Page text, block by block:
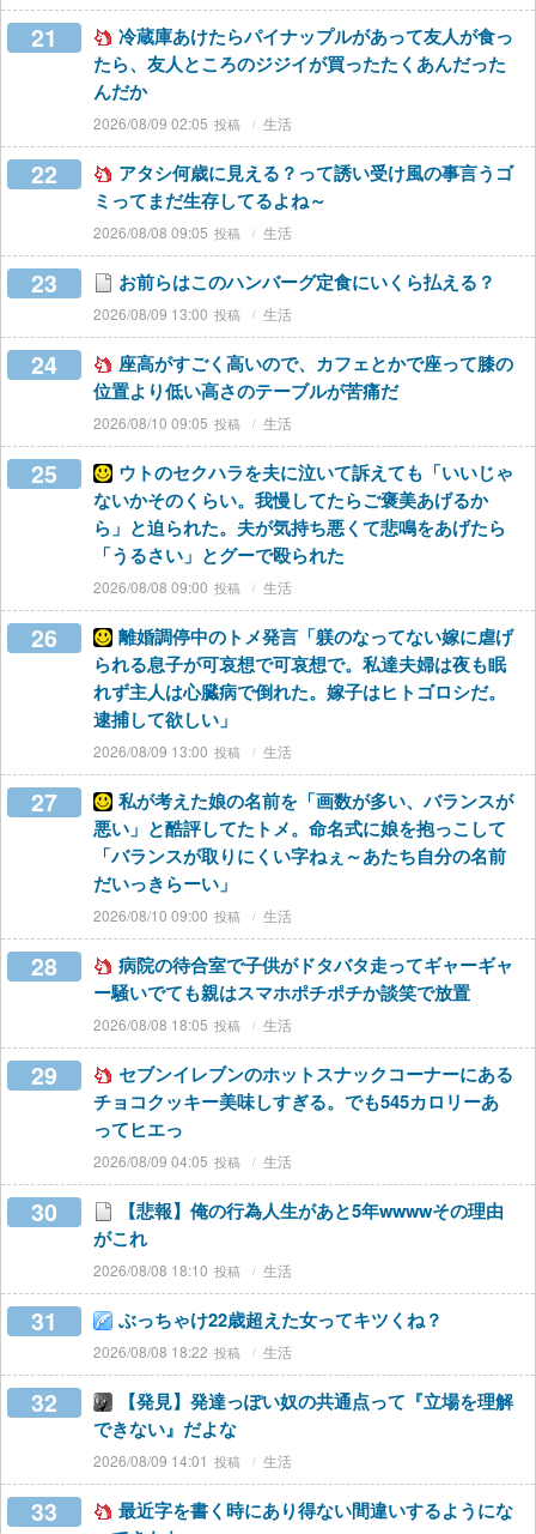
21
冷蔵庫あけたらパイナップルがあって友人が食っ
たら、友人ところのジジイが買ったたくあんだった
んだか
2026/08/09 02:05 生活
22
アタシ何歳に見える？って誘い受け風の事言うゴ
ミってまだ生存してるよね～
2026/08/08 09:05 生活
23 お前らはこのハンバーグ定食にいくら払える？
2026/08/09 13:00 生活
24
座高がすごく高いので、カフェとかで座って膝の
位置より低い高さのテーブルが苦痛だ
2026/08/10 09:05 生活
25
ウトのセクハラを夫に泣いて訴えても「いいじゃ
ないかそのくらい。我慢してたらご褒美あげるか
ら」と迫られた。夫が気持ち悪くて悲鳴をあげたら
「うるさい」とグーで殴られた
2026/08/08 09:00 生活
26
離婚調停中のトメ発言「躾のなってない嫁に虐げ
られる息子が可哀想で可哀想で。私達夫婦は夜も眠
れず主人は心臓病で倒れた。嫁子はヒトゴロシだ。
逮捕して欲しい」
2026/08/09 13:00 生活
27
私が考えた娘の名前を「画数が多い、バランスが
悪い」と酷評してたトメ。命名式に娘を抱っこして
「バランスが取りにくい字ねぇ～あたち自分の名前
だいっきらーい」
2026/08/10 09:00 生活
28
病院の待合室で子供がドタバタ走ってギャーギャ
ー騒いでても親はスマホポチポチか談笑で放置
2026/08/08 18:05 生活
29
セブンイレブンのホットスナックコーナーにある
チョコクッキー美味しすぎる。でも545カロリーあ
ってヒエっ
2026/08/09 04:05 生活
30
【悲報】俺の行為人生があと5年wwwwその理由
がこれ
2026/08/08 18:10 生活
31 ぶっちゃけ22歳超えた女ってキツくね？
2026/08/08 18:22 生活
32
【発見】発達っぽい奴の共通点って『立場を理解
できない』だよな
2026/08/09 14:01 生活
33
最近字を書く時にあり得ない間違いするようにな